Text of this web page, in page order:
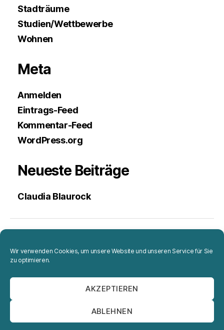
Wir verwenden Cookies, um unsere Website und unseren Service für Sie
zu optimieren.
AKZEPTIEREN
ABLEHNEN
Stadträume
Studien/Wettbewerbe
Wohnen
Meta
Anmelden
Eintrags-Feed
Kommentar-Feed
WordPress.org
Neueste Beiträge
Claudia Blaurock
Projekte
Datenschutzerklärung